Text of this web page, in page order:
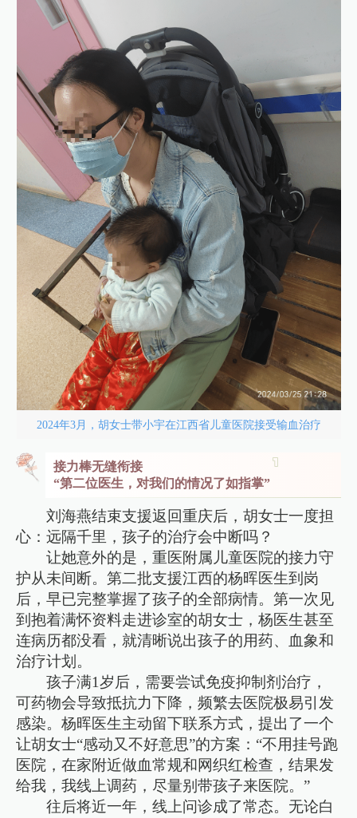
2024年3月，胡女士带小宇在江西省儿童医院接受输血治疗
接力棒无缝衔接
“第二位医生，对我们的情况了如指掌”
刘海燕结束支援返回重庆后，胡女士一度担
心：远隔千里，孩子的治疗会中断吗？
让她意外的是，重医附属儿童医院的接力守
护从未间断。第二批支援江西的杨晖医生到岗
后，早已完整掌握了孩子的全部病情。第一次见
到抱着满怀资料走进诊室的胡女士，杨医生甚至
连病历都没看，就清晰说出孩子的用药、血象和
治疗计划。
孩子满1岁后，需要尝试免疫抑制剂治疗，
可药物会导致抵抗力下降，频繁去医院极易引发
感染。杨晖医生主动留下联系方式，提出了一个
让胡女士“感动又不好意思”的方案：“不用挂号跑
医院，在家附近做血常规和网织红检查，结果发
给我，我线上调药，尽量别带孩子来医院。”
往后将近一年，线上问诊成了常态。无论白